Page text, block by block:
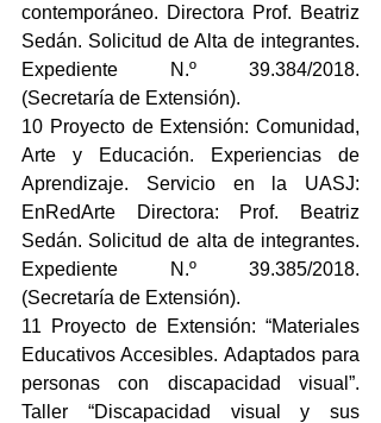
contemporáneo. Directora Prof. Beatriz
Sedán. Solicitud de Alta de integrantes.
Expediente N.º 39.384/2018.
(Secretaría de Extensión).
10 Proyecto de Extensión: Comunidad,
Arte y Educación. Experiencias de
Aprendizaje. Servicio en la UASJ:
EnRedArte Directora: Prof. Beatriz
Sedán. Solicitud de alta de integrantes.
Expediente N.º 39.385/2018.
(Secretaría de Extensión).
11 Proyecto de Extensión: “Materiales
Educativos Accesibles. Adaptados para
personas con discapacidad visual”.
Taller “Discapacidad visual y sus